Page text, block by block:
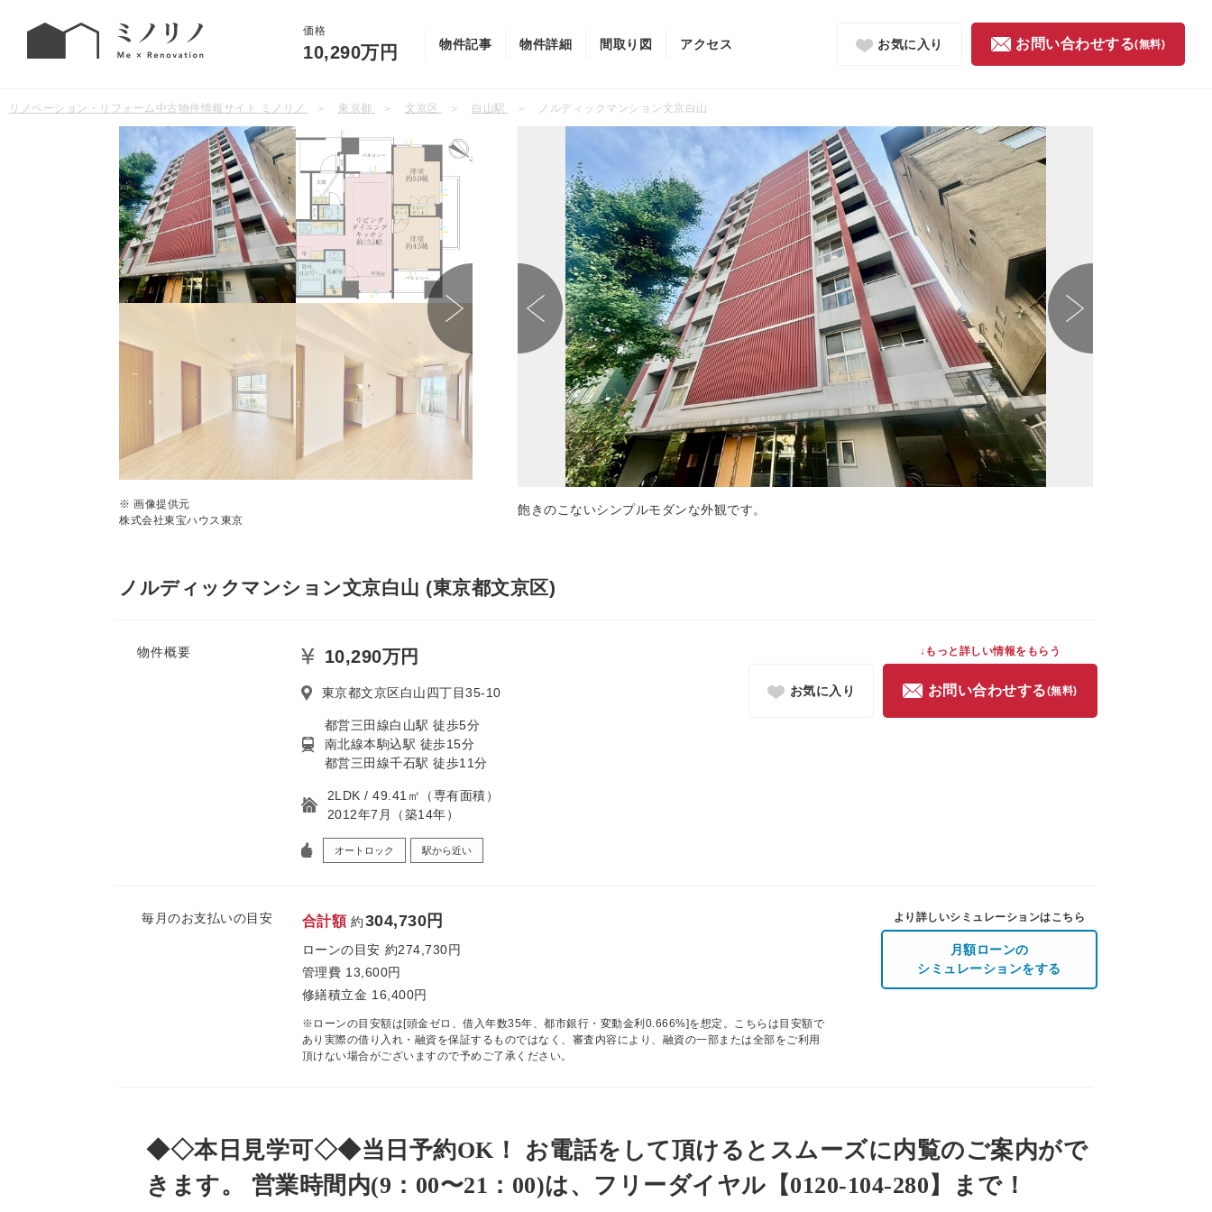
価格
10,290万円 物件記事 物件詳細 間取り図 アクセス お気に入り お問い合わせする(無料)
リノベーション・リフォーム中古物件情報サイト ミノリノ 東京都 文京区 白山駅 ノルディックマンション文京白山
飽きのこないシンプルモダンな外観です。
※ 画像提供元
株式会社東宝ハウス東京
ノルディックマンション文京白山 (東京都文京区)
物件概要 10,290万円
東京都文京区白山四丁目35-10
都営三田線白山駅 徒歩5分
南北線本駒込駅 徒歩15分
都営三田線千石駅 徒歩11分
2LDK / 49.41㎡（専有面積）
2012年7月（築14年）
オートロック 駅から近い
お気に入り
↓もっと詳しい情報をもらう
お問い合わせする(無料)
毎月のお支払いの目安 合計額 約304,730円
ローンの目安 約274,730円
管理費 13,600円
修繕積立金 16,400円
※ローンの目安額は[頭金ゼロ、借入年数35年、都市銀行・変動金利0.666%]を想定。こちらは目安額で
あり実際の借り入れ・融資を保証するものではなく、審査内容により、融資の一部または全部をご利用
頂けない場合がございますので予めご了承ください。
より詳しいシミュレーションはこちら
月額ローンの
シミュレーションをする
◆◇本日見学可◇◆当日予約OK！ お電話をして頂けるとスムーズに内覧のご案内がで
きます。 営業時間内(9：00〜21：00)は、フリーダイヤル【0120-104-280】まで！